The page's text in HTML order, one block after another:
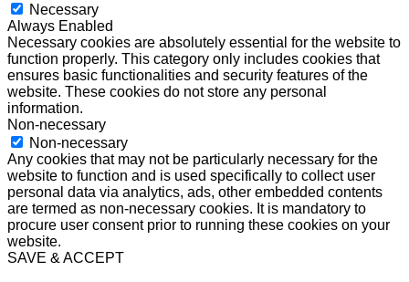
Necessary
Always Enabled
Necessary cookies are absolutely essential for the website to
function properly. This category only includes cookies that
ensures basic functionalities and security features of the
website. These cookies do not store any personal
information.
Non-necessary
Non-necessary
Any cookies that may not be particularly necessary for the
website to function and is used specifically to collect user
personal data via analytics, ads, other embedded contents
are termed as non-necessary cookies. It is mandatory to
procure user consent prior to running these cookies on your
website.
SAVE & ACCEPT